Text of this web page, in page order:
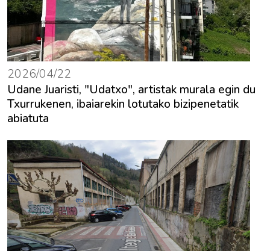
2026/04/22
Udane Juaristi, "Udatxo", artistak murala egin du
Txurrukenen, ibaiarekin lotutako bizipenetatik
abiatuta